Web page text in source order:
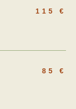
115 €
85 €